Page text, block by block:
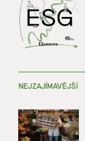
NEJZAJÍMAVĚJŠÍ